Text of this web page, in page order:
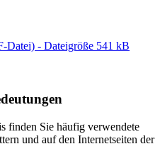
Datei) - Dateigröße 541 kB
finden Sie häufig verwendete
und auf den Internetseiten der